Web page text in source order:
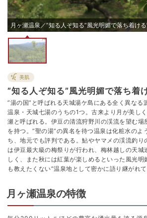
月ヶ瀬温泉／”知る人ぞ知る”風光明媚で落ち着ける
美肌
”知る人ぞ知る”風光明媚で落ち着
”湯の国”と呼ばれる天城湯ケ島にある全く異なる
温泉・天城七湯のうちの1つ。古来より月が美し
瀬と呼ばれる。伊豆の清流狩野川の渓流を望む場
を持つ。”聖の湯”の異名を待つ温泉は化粧水のよ
ち、地元でも評判である。鮎やヤマメの渓流釣り
は伊豆最大級の梅祭りが行われ、梅林越しの天城
しく、また秋には紅葉が楽しめるといった風光明
も教えたくない”温泉地として密かに語り継がれて
月ヶ瀬温泉の特徴